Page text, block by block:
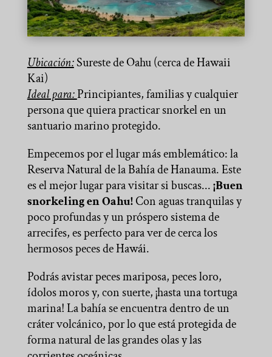
Ubicación:Sureste de Oahu (cerca de Hawaii
Kai)
Ideal para:Principiantes, familias y cualquier
persona que quiera practicar snorkel en un
santuario marino protegido.
Empecemos por el lugar más emblemático: la
Reserva Natural de la Bahía de Hanauma. Este
es el mejor lugar para visitar si buscas...¡Buen
snorkeling en Oahu!Con aguas tranquilas y
poco profundas y un próspero sistema de
arrecifes, es perfecto para ver de cerca los
hermosos peces de Hawái.
Podrás avistar peces mariposa, peces loro,
ídolos moros y, con suerte, ¡hasta una tortuga
marina! La bahía se encuentra dentro de un
cráter volcánico, por lo que está protegida de
forma natural de las grandes olas y las